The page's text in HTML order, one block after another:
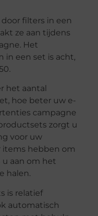
filters in een
ze aan tijdens
Het
in een set is acht,
het aantal
hoe beter uw e-
campagne
zorgt u
voor uw
items hebben om
u aan om het
halen.
is relatief
automatisch